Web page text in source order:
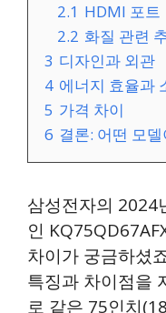
2.1 HDMI 포트
2.2 화질 관련
3 디자인과 외관
4 에너지 효율과
5 가격 차이
6 결론: 어떤 모
삼성전자의 2024
인
차이가 궁금하셨
특징과 차이점을
로 같은 75인치